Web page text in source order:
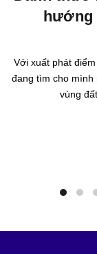
hướng
Với xuất phát
đang tìm cho mình
vùng